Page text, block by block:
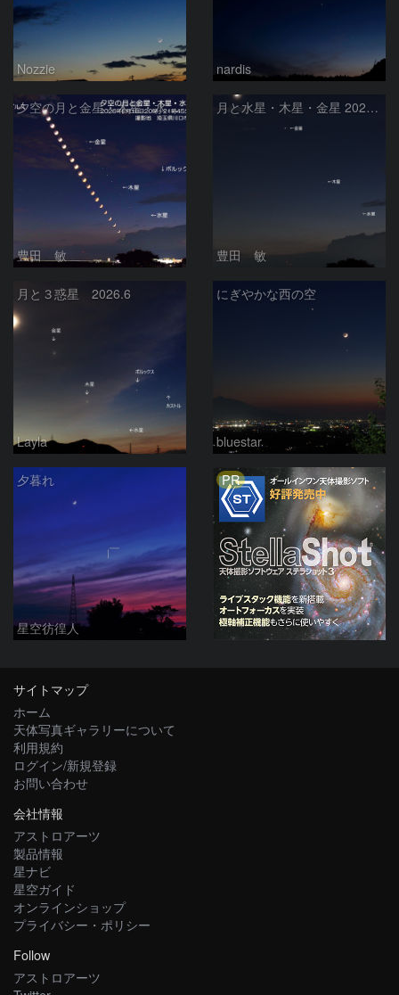
Nozzie nardis
夕空の月と金星・木星・水星の接近 2026/6/18
豊田 敏
月と水星・木星・金星 2026/6/18
豊田 敏
月と３惑星 2026.6
Layla
にぎやかな西の空
bluestar
夕暮れ
星空彷徨人
PR
サイトマップ
ホーム
天体写真ギャラリーについて
利用規約
ログイン/新規登録
お問い合わせ
会社情報
アストロアーツ
製品情報
星ナビ
星空ガイド
オンラインショップ
プライバシー・ポリシー
Follow
アストロアーツ